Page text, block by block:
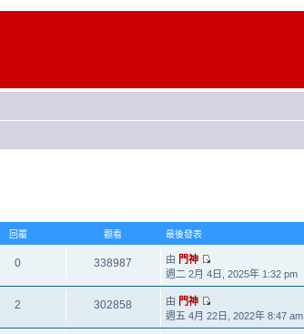
回覆 觀看 最後發表
0 338987 由 門神
週二 2月 4日, 2025年 1:32 pm
2 302858 由 門神
週五 4月 22日, 2022年 8:47 am